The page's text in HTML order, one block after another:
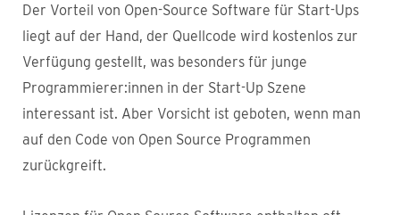
Der Vorteil von Open-Source Software für Start-Ups
liegt auf der Hand, der Quellcode wird kostenlos zur
Verfügung gestellt, was besonders für junge
Programmierer:innen in der Start-Up Szene
interessant ist. Aber Vorsicht ist geboten, wenn man
auf den Code von Open Source Programmen
zurückgreift.